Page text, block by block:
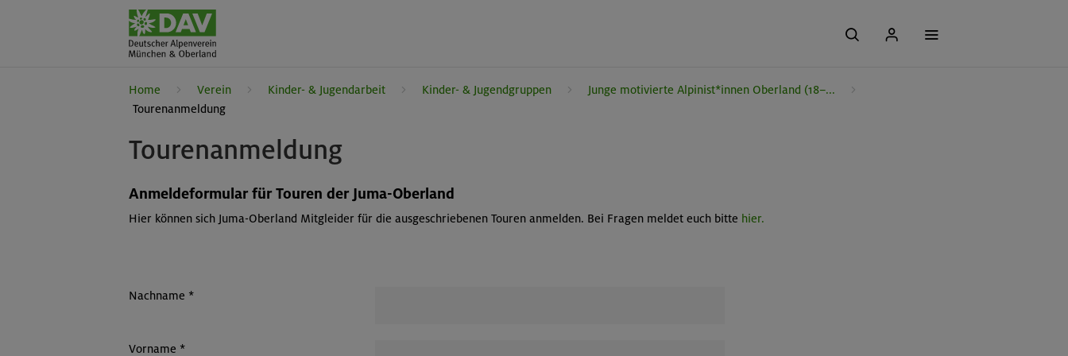
Home Verein Kinder- & Jugendarbeit Kinder- & Jugendgruppen
Junge motivierte Alpinist*innen Oberland (18–...
Tourenanmeldung
Tourenanmeldung
Anmeldeformular für Touren der Juma-Oberland
Hier können sich Juma-Oberland Mitgleider für die ausgeschriebenen Touren anmelden. Bei Fragen meldet euch bitte hier.
Nachname *
Vorname *